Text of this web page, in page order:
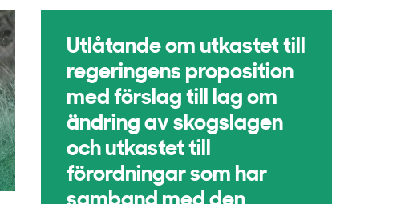
Utlåtande om utkastet till
regeringens proposition
med förslag till lag om
ändring av skogslagen
och utkastet till
förordningar som har